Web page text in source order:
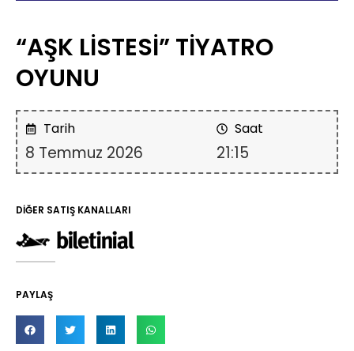
“AŞK LİSTESİ” TİYATRO
OYUNU
Tarih
8 Temmuz 2026
Saat
21:15
DİĞER SATIŞ KANALLARI
PAYLAŞ